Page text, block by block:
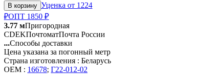
В корзину Уценка от 1224
₽ОПТ 1850 ₽
3.77 мПригородная
CDEKПочтоматПочта России
...Способы доставки
Цена указана за погонный метр
Страна изготовления : Беларусь
OEM : 16678; Г22-012-02